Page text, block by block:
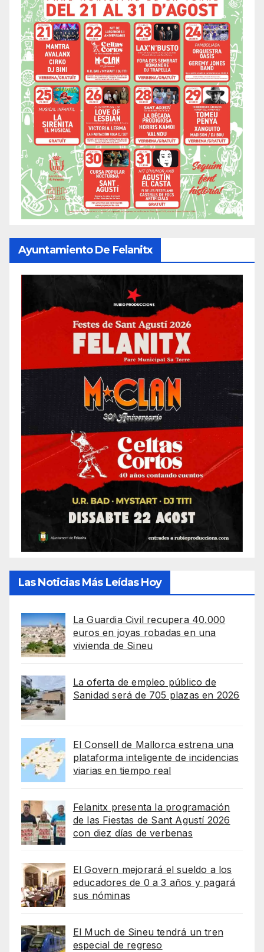
Ayuntamiento De Felanitx
Las Noticias Más Leídas Hoy
La Guardia Civil recupera 40.000
euros en joyas robadas en una
vivienda de Sineu
La oferta de empleo público de
Sanidad será de 705 plazas en 2026
El Consell de Mallorca estrena una
plataforma inteligente de incidencias
viarias en tiempo real
Felanitx presenta la programación
de las Fiestas de Sant Agustí 2026
con diez días de verbenas
El Govern mejorará el sueldo a los
educadores de 0 a 3 años y pagará
sus nóminas
El Much de Sineu tendrá un tren
especial de regreso